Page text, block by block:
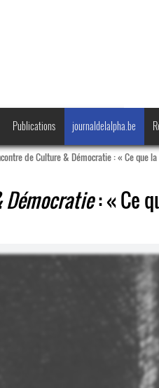
Publications journaldelalpha.be
de Culture & Démocratie : « Ce que
Démocratie: « Ce